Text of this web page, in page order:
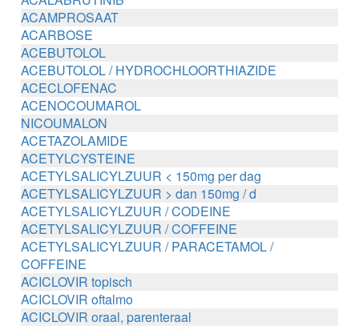
ACAMPROSAAT
ACARBOSE
ACEBUTOLOL
ACEBUTOLOL / HYDROCHLOORTHIAZIDE
ACECLOFENAC
ACENOCOUMAROL
NICOUMALON
ACETAZOLAMIDE
ACETYLCYSTEINE
ACETYLSALICYLZUUR < 150mg per dag
ACETYLSALICYLZUUR > dan 150mg / d
ACETYLSALICYLZUUR / CODEINE
ACETYLSALICYLZUUR / COFFEINE
ACETYLSALICYLZUUR / PARACETAMOL /
COFFEINE
ACICLOVIR topisch
ACICLOVIR oftalmo
ACICLOVIR oraal, parenteraal